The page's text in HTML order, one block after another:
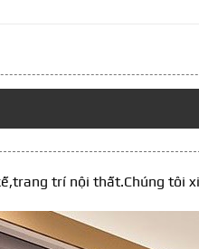
trí nội thất.Chúng tôi